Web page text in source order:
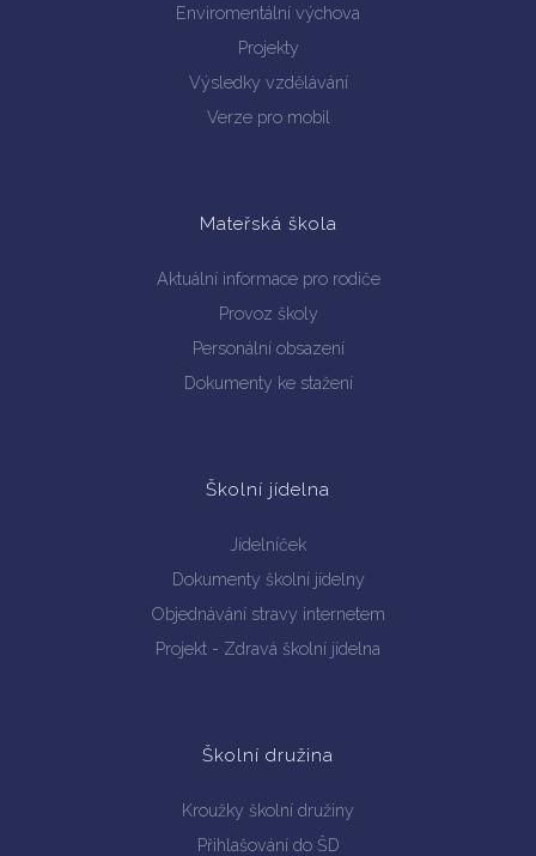
Enviromentální výchova
Projekty
Výsledky vzdělávání
Verze pro mobil
Mateřská škola
Aktuální informace pro rodiče
Provoz školy
Personální obsazení
Dokumenty ke stažení
Školní jídelna
Jídelníček
Dokumenty školní jídelny
Objednávání stravy internetem
Projekt - Zdravá školní jídelna
Školní družina
Kroužky školní družiny
Přihlašování do ŠD